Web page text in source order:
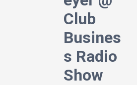
Club
Busines
s Radio
Show